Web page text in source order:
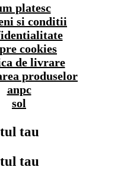
platesc
si conditii
cookies
de livrare
produselor
anpc
sol
tau
tau